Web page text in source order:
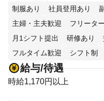
制服あり 社員登用あり
主婦・主夫歓迎
フリータ
月1シフト提出
研修あり
フルタイム歓迎
シフト制
給与/待遇
時給1,170円以上